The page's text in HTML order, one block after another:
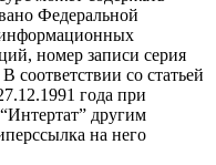
Федеральной
информационных
номер записи серия
со статьей
года при
другим
на него